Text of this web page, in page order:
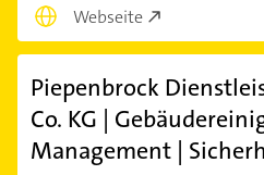
Webseite
Piepenbrock
Co. KG |
Management |